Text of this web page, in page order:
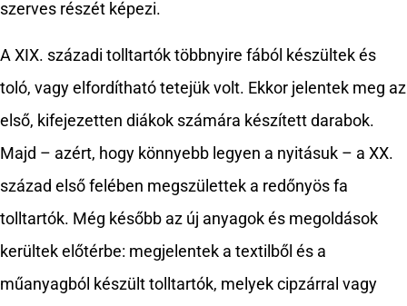
szerves részét képezi.
A XIX. századi tolltartók többnyire fából készültek és
toló, vagy elfordítható tetejük volt. Ekkor jelentek meg az
első, kifejezetten diákok számára készített darabok.
Majd – azért, hogy könnyebb legyen a nyitásuk – a XX.
század első felében megszülettek a redőnyös fa
tolltartók. Még később az új anyagok és megoldások
kerültek előtérbe: megjelentek a textilből és a
műanyagból készült tolltartók, melyek cipzárral vagy